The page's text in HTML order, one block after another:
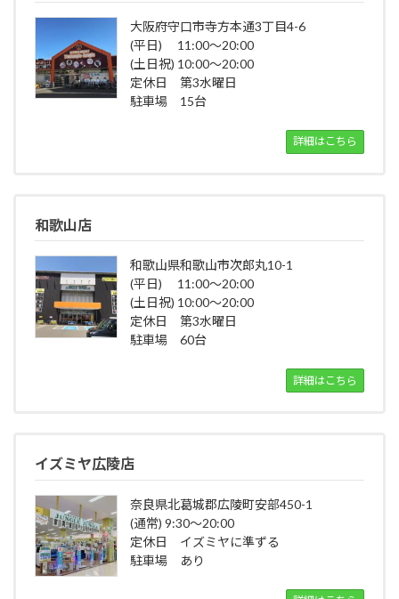
大阪府守口市寺方本通3丁目4-6
(平日) 11:00～20:00
(土日祝) 10:00～20:00
定休日 第3水曜日
駐車場 15台
詳細はこちら
和歌山店
和歌山県和歌山市次郎丸10-1
(平日) 11:00～20:00
(土日祝) 10:00～20:00
定休日 第3水曜日
駐車場 60台
詳細はこちら
イズミヤ広陵店
奈良県北葛城郡広陵町安部450-1
(通常) 9:30～20:00
定休日 イズミヤに準ずる
駐車場 あり